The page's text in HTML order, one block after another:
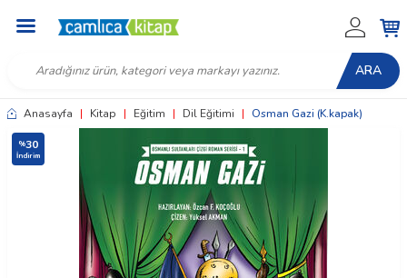
ARA
Anasayfa | Kitap | Eğitim | Dil Eğitimi | Osman Gazi (K.kapak)
%30
İndirim